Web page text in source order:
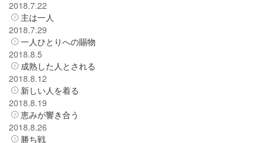
2018.7.22
主は一人
2018.7.29
一人ひとりへの賜物
2018.8.5
成熟した人とされる
2018.8.12
新しい人を着る
2018.8.19
恵みが響き合う
2018.8.26
勝ち戦